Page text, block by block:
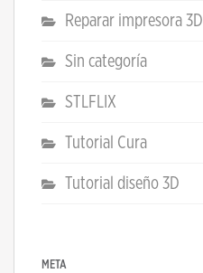
Reparar impresora 3D
Sin categoría
STLFLIX
Tutorial Cura
Tutorial diseño 3D
META